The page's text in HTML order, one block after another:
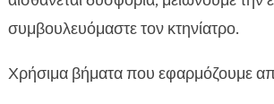
συμβουλευόμαστε τον κτηνίατρο.
Χρήσιμα βήματα που εφαρμόζουμε